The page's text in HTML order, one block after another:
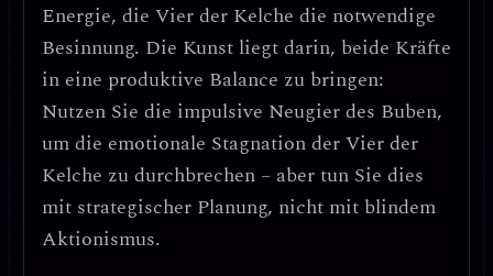
Energie, die Vier der Kelche die notwendige
Besinnung. Die Kunst liegt darin, beide Kräfte
in eine produktive Balance zu bringen:
Nutzen Sie die impulsive Neugier des Buben,
um die emotionale Stagnation der Vier der
Kelche zu durchbrechen – aber tun Sie dies
mit strategischer Planung, nicht mit blindem
Aktionismus.